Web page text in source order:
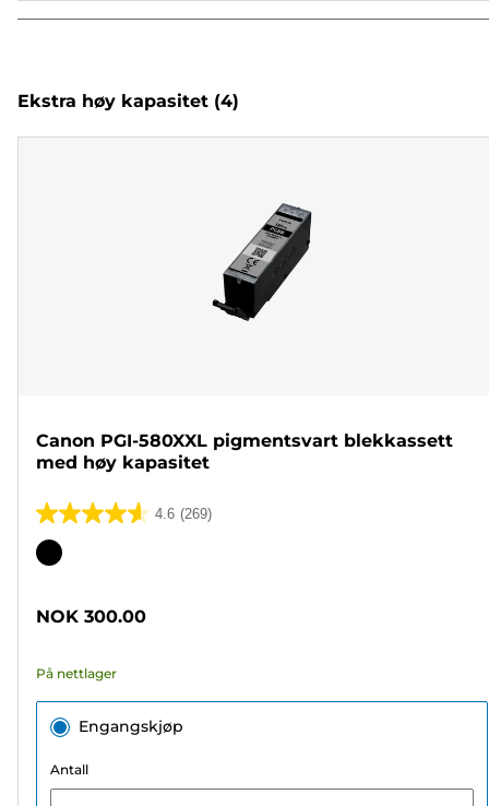
Ekstra høy kapasitet (4)
Canon PGI-580XXL pigmentsvart blekkassett
med høy kapasitet
4.6 (269)
4.6
av
269
Fargekassett
NOK 300.00
På nettlager
Engangskjøp
Antall